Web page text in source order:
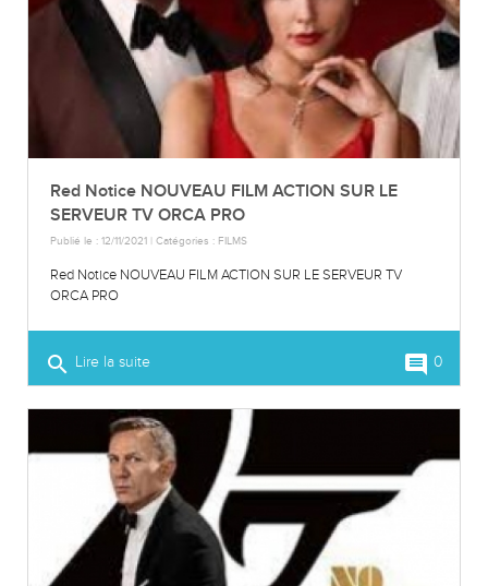
Red Notice NOUVEAU FILM ACTION SUR LE
SERVEUR TV ORCA PRO
Publié le : 12/11/2021 | Catégories : FILMS
Red Notice NOUVEAU FILM ACTION SUR LE SERVEUR TV
ORCA PRO
search Lire la suite comment 0